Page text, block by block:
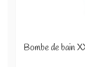
Bombe de bain